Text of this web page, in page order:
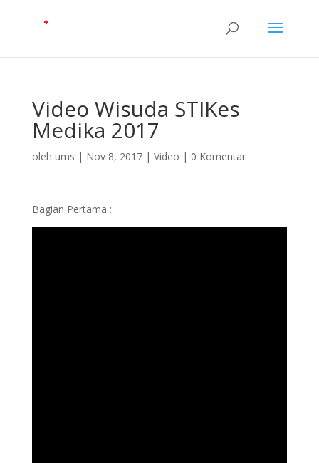
Video Wisuda STIKes
Medika 2017
oleh ums | Nov 8, 2017| Video | 0 Komentar
Bagian Pertama :